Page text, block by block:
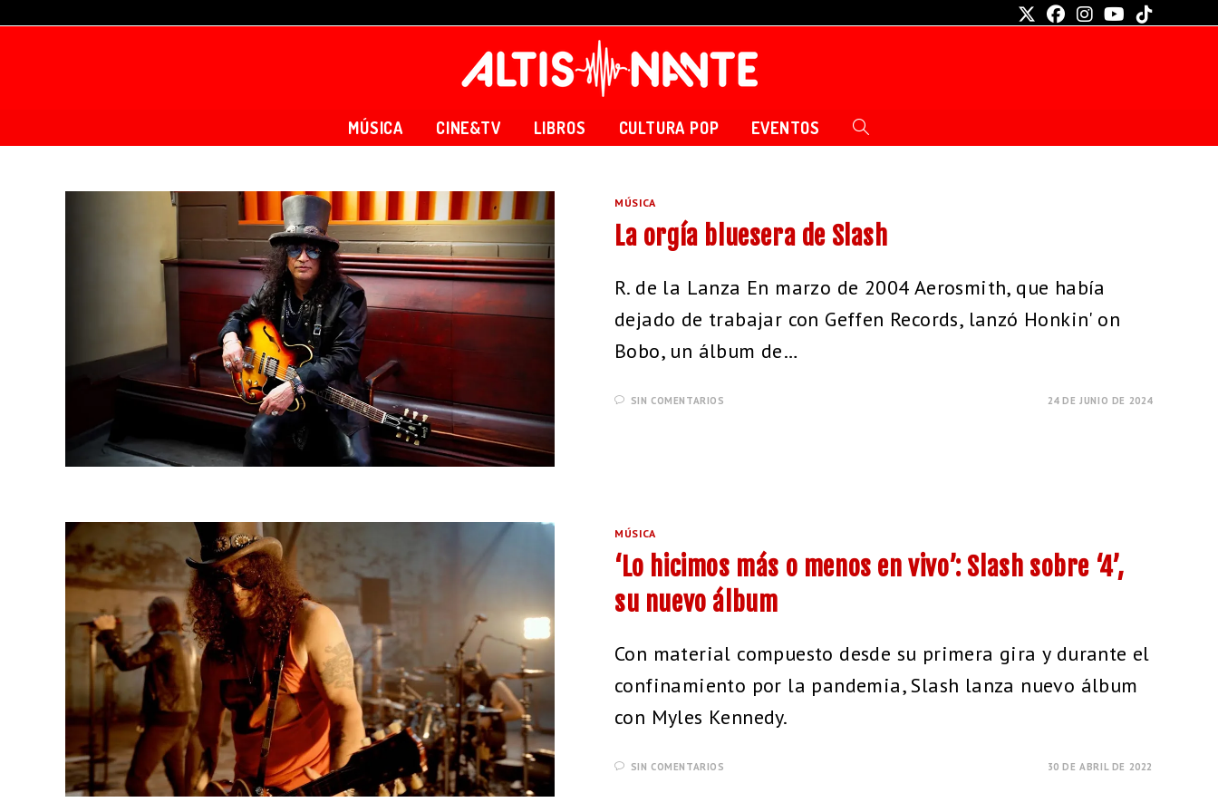
MÚSICA CINE&TV LIBROS CULTURA POP EVENTOS
MÚSICA
La orgía bluesera de Slash
R. de la Lanza En marzo de 2004 Aerosmith, que había
dejado de trabajar con Geffen Records, lanzó Honkin' on
Bobo, un álbum de…
SIN COMENTARIOS 24 DE JUNIO DE 2024
MÚSICA
‘Lo hicimos más o menos en vivo’: Slash sobre ‘4’,
su nuevo álbum
Con material compuesto desde su primera gira y durante el
confinamiento por la pandemia, Slash lanza nuevo álbum
con Myles Kennedy.
SIN COMENTARIOS 30 DE ABRIL DE 2022